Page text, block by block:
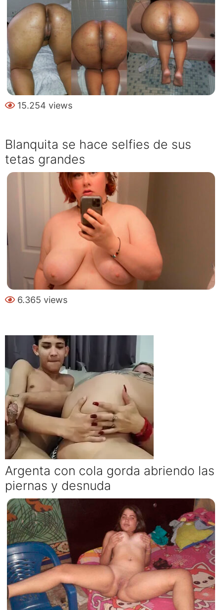
15.254 views
Blanquita se hace selfies de sus
tetas grandes
6.365 views
Argenta con cola gorda abriendo las
piernas y desnuda